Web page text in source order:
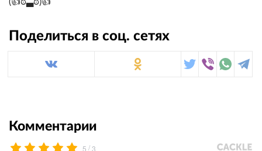
(👍ಠ▃ಠ)👍
Поделиться в соц. сетях
Комментарии
5 /3